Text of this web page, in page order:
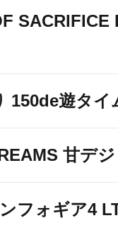
SACRIFICE
150de遊タイ
甘デジ
フォギア4